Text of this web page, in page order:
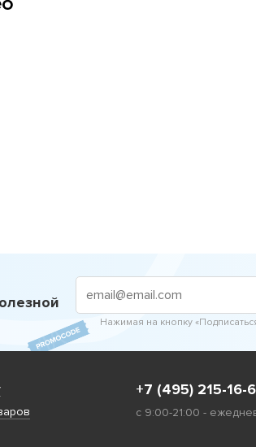
Нажимая на кнопку
+7 (495) 215-16-
с 9:00-21:00 -